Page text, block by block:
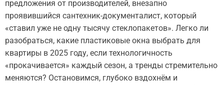
предложения от производителей, внезапно
проявившийся сантехник-документалист, который
«ставил уже не одну тысячу стеклопакетов». Легко ли
разобраться, какие пластиковые окна выбрать для
квартиры в 2025 году, если технологичность
«прокачивается» каждый сезон, а тренды стремительно
меняются? Остановимся, глубоко вздохнём и